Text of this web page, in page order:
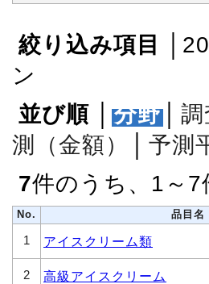
絞り込み項目
ン
並び順
分野 調
測（金額）
予測
7件のうち、1～
No. 品目名
1 アイスクリーム類
2 高級アイスクリーム